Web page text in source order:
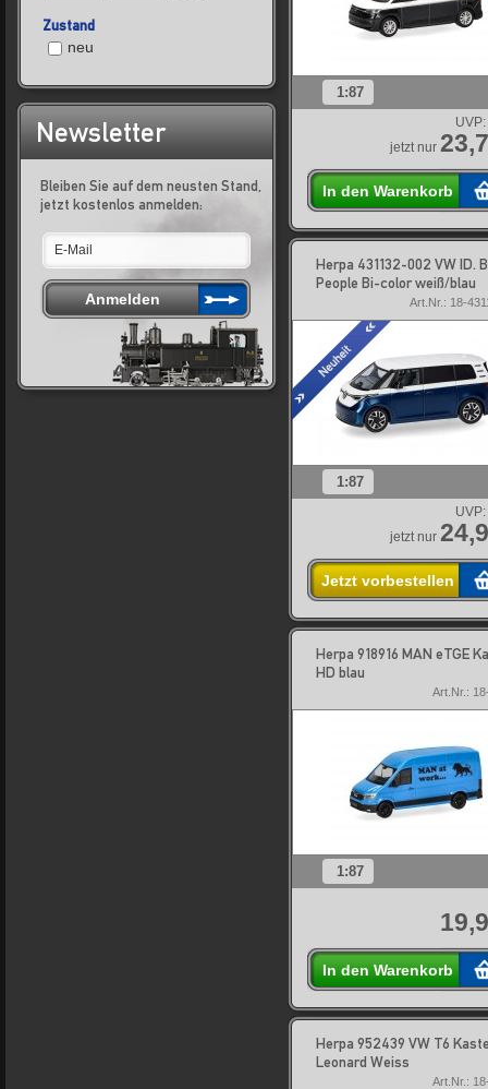
Zustand
neu
Newsletter
Bleiben Sie auf dem neusten Stand,
jetzt kostenlos anmelden:
1:87
UVP:
jetzt nur
In den Warenkorb
Herpa 431132-002 VW ID.
People Bi-color weiß/blau
Art.Nr.: 18-
1:87
UVP:
jetzt nur
Jetzt vorbestellen
Herpa 918916 MAN eTGE
HD blau
Art.Nr.:
1:87
In den Warenkorb
Herpa 952439 VW T6
Leonard Weiss
Art.Nr.: